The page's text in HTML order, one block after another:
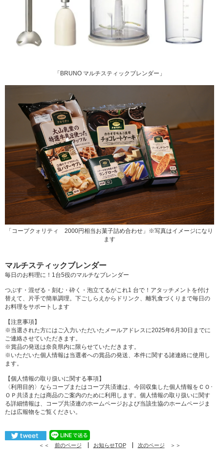
「BRUNO マルチスティックブレンダー」
「コープクォリティ 2000円相当お菓子詰め合わせ」※写真はイメージになり
ます
マルチスティックブレンダー
毎日のお料理に！1台5役のマルチなブレンダー
つぶす・混ぜる・刻む・砕く・泡立てるがこれ1 台で！アタッチメントを付け
替えて、片手で簡単調理。下ごしらえからドリンク、離乳食づくりまで毎日の
お料理をサポートします
【注意事項】
※当選された方にはご入力いただいたメールアドレスに2025年6月30日までに
ご連絡させていただきます。
※賞品の発送は奈良県内に限らせていただきます。
※いただいた個人情報は当選者への賞品の発送、本件に関する諸連絡に使用し
ます。
【個人情報の取り扱いに関する事項】
〈利用目的〉ならコープまたはコープ共済連は、今回収集した個人情報をＣＯ･
ＯＰ共済または商品のご案内のために利用します。個人情報の取り扱いに関す
る詳細情報は、コープ共済連のホームページおよび当該生協のホームページま
たは広報物をご覧ください。
＜＜ 前のページ お知らせTOP 次のページ ＞＞